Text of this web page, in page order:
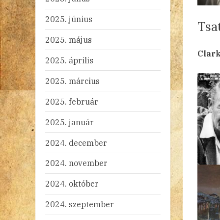
By
2025. június
2025. május
2025. április
2025. március
2025. február
2025. január
2024. december
2024. november
2024. október
2024. szeptember